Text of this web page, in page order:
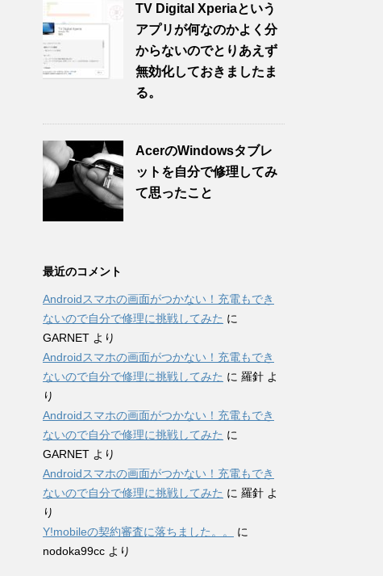
TV Digital Xperiaという
アプリが何なのかよく分
からないのでとりあえず
無効化しておきましたま
る。
AcerのWindowsタブレ
ットを自分で修理してみ
て思ったこと
最近のコメント
Androidスマホの画面がつかない！充電もでき
ないので自分で修理に挑戦してみた に
GARNET より
Androidスマホの画面がつかない！充電もでき
ないので自分で修理に挑戦してみた に 羅針 よ
り
Androidスマホの画面がつかない！充電もでき
ないので自分で修理に挑戦してみた に
GARNET より
Androidスマホの画面がつかない！充電もでき
ないので自分で修理に挑戦してみた に 羅針 よ
り
Y!mobileの契約審査に落ちました。。
に
nodoka99cc より